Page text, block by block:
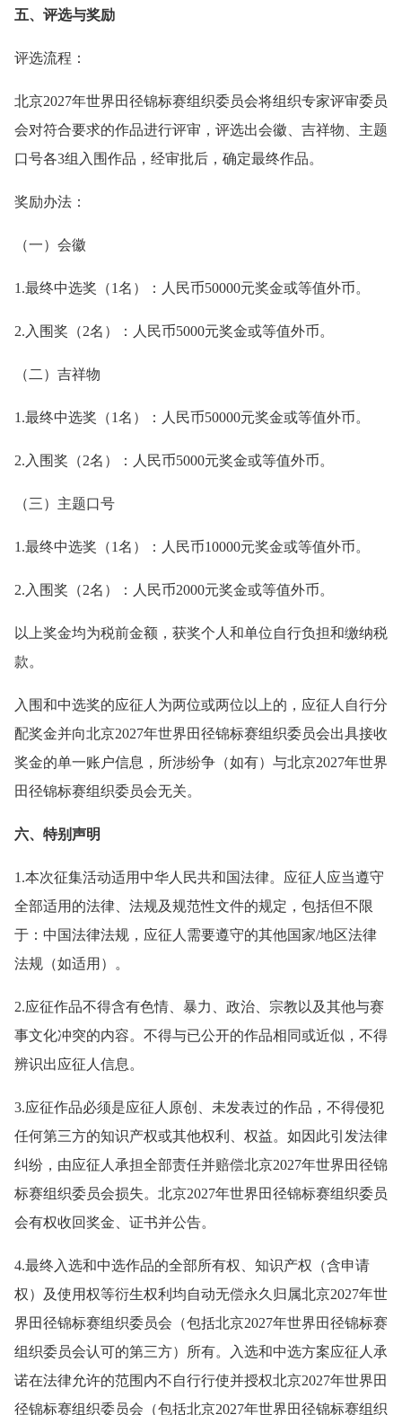
五、评选与奖励
评选流程：
北京2027年世界田径锦标赛组织委员会将组织专家评审委员
会对符合要求的作品进行评审，评选出会徽、吉祥物、主题
口号各3组入围作品，经审批后，确定最终作品。
奖励办法：
（一）会徽
1.最终中选奖（1名）：人民币50000元奖金或等值外币。
2.入围奖（2名）：人民币5000元奖金或等值外币。
（二）吉祥物
1.最终中选奖（1名）：人民币50000元奖金或等值外币。
2.入围奖（2名）：人民币5000元奖金或等值外币。
（三）主题口号
1.最终中选奖（1名）：人民币10000元奖金或等值外币。
2.入围奖（2名）：人民币2000元奖金或等值外币。
以上奖金均为税前金额，获奖个人和单位自行负担和缴纳税
款。
入围和中选奖的应征人为两位或两位以上的，应征人自行分
配奖金并向北京2027年世界田径锦标赛组织委员会出具接收
奖金的单一账户信息，所涉纷争（如有）与北京2027年世界
田径锦标赛组织委员会无关。
六、特别声明
1.本次征集活动适用中华人民共和国法律。应征人应当遵守
全部适用的法律、法规及规范性文件的规定，包括但不限
于：中国法律法规，应征人需要遵守的其他国家/地区法律
法规（如适用）。
2.应征作品不得含有色情、暴力、政治、宗教以及其他与赛
事文化冲突的内容。不得与已公开的作品相同或近似，不得
辨识出应征人信息。
3.应征作品必须是应征人原创、未发表过的作品，不得侵犯
任何第三方的知识产权或其他权利、权益。如因此引发法律
纠纷，由应征人承担全部责任并赔偿北京2027年世界田径锦
标赛组织委员会损失。北京2027年世界田径锦标赛组织委员
会有权收回奖金、证书并公告。
4.最终入选和中选作品的全部所有权、知识产权（含申请
权）及使用权等衍生权利均自动无偿永久归属北京2027年世
界田径锦标赛组织委员会（包括北京2027年世界田径锦标赛
组织委员会认可的第三方）所有。入选和中选方案应征人承
诺在法律允许的范围内不自行行使并授权北京2027年世界田
径锦标赛组织委员会（包括北京2027年世界田径锦标赛组织